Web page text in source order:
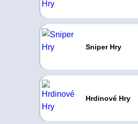
Sniper Hry
Hrdinové Hry